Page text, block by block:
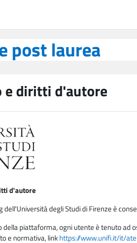
post laurea
e diritti d'autore
d'autore
degli Studi di Firenze è
piattaforma, ogni utente è tenuto ad
e normativa, linkhttps://www.unifi.it/it/